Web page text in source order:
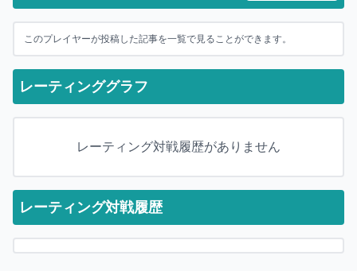
このプレイヤーが投稿した記事を一覧で見ることができます。
レーティンググラフ
レーティング対戦履歴がありません
レーティング対戦履歴